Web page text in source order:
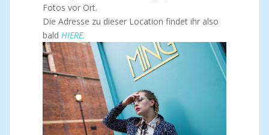
Fotos vor Ort.
Die Adresse zu dieser Location findet ihr also
bald HIERE.